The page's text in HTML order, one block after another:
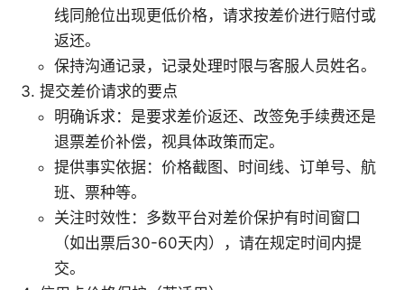
线同舱位出现更低价格，请求按差价进行赔付或
返还。
保持沟通记录，记录处理时限与客服人员姓名。
提交差价请求的要点
明确诉求：是要求差价返还、改签免手续费还是
退票差价补偿，视具体政策而定。
提供事实依据：价格截图、时间线、订单号、航
班、票种等。
关注时效性：多数平台对差价保护有时间窗口
（如出票后30-60天内），请在规定时间内提
交。